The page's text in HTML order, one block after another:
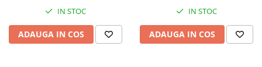
IN STOC
ADAUGA IN COS
IN STOC
ADAUGA IN COS